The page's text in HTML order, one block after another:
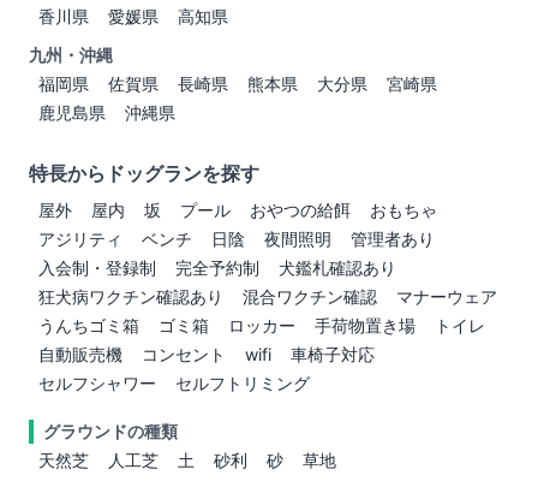
香川県
愛媛県
高知県
九州・沖縄
福岡県
佐賀県 長崎県 熊本県 大分県
宮崎県
鹿児島県
沖縄県
特長からドッグランを探す
屋外 屋内 坂 プール おやつの給餌
おもちゃ
アジリティ
ベンチ 日陰 夜間照明
管理者あり
入会制・登録制
完全予約制
犬鑑札確認あり
狂犬病ワクチン確認あり
混合ワクチン確認
マナーウェア
うんちゴミ箱
ゴミ箱 ロッカー 手荷物置き場
トイレ
自動販売機
コンセント wifi
車椅子対応
セルフシャワー
セルフトリミング
グラウンドの種類
天然芝
人工芝 土 砂利 砂 草地